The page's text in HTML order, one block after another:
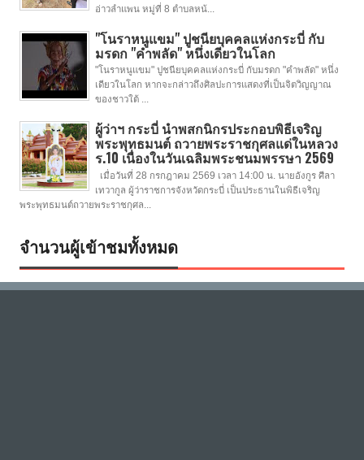
อ่าวลำแพน หมู่ที่ 8 ตำบลหน้...
"โนราหนูแขม" ปูชนียบุคคลแห่งกระบี่ กับ
มรดก "คำพลัด" หนึ่งเดียวในโลก
"โนราหนูแขม" ปูชนียบุคคลแห่งกระบี่ กับมรดก "คำพลัด" หนึ่ง
เดียวในโลก หากจะกล่าวถึงศิลปะการแสดงที่เป็นจิตวิญญาณ
ของชาวใต้ ...
ผู้ว่าฯ กระบี่ นำพสกนิกรประกอบพิธีเจริญ
พระพุทธมนต์ ถวายพระราชกุศลแด่ในหลวง
ร.10 เนื่องในวันเฉลิมพระชนมพรรษา 2569
เมื่อวันที่ 28 กรกฎาคม 2569 เวลา 14:00 น. นายอังกูร ศีลา
เทวากูล ผู้ว่าราชการจังหวัดกระบี่ เป็นประธานในพิธีเจริญ
พระพุทธมนต์ถวายพระราชกุศล...
จำนวนผู้เข้าชมทั้งหมด